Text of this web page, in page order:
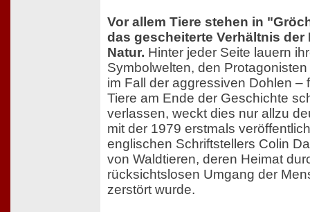
Vor allem Tiere stehen in
das gescheiterte Verhältnis der
Natur. Hinter jeder Seite lauern
Symbolwelten, den
im Fall der aggressiven Dohlen –
Tiere am Ende der Geschichte
verlassen, weckt dies nur allzu
mit der 1979 erstmals
englischen Schriftstellers Colin
von Waldtieren, deren Heimat
rücksichtslosen Umgang der
zerstört wurde.